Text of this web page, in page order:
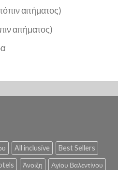
αιτήματος)
αιτήματος)
All inclusive Best Sellers
Άνοιξη Αγίου Βαλεντίνου